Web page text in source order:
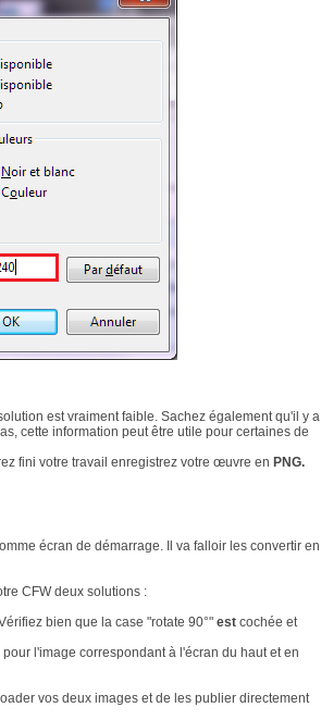
est vraiment faible. Sachez également qu'il y a
cette information peut être utile pour certaines de
fini votre travail enregistrez votre œuvre en PNG.
écran de démarrage. Il va falloir les convertir en
CFW deux solutions :
bien que la case "rotate 90°" est cochée et
l'image correspondant à l'écran du haut et en
vos deux images et de les publier directement